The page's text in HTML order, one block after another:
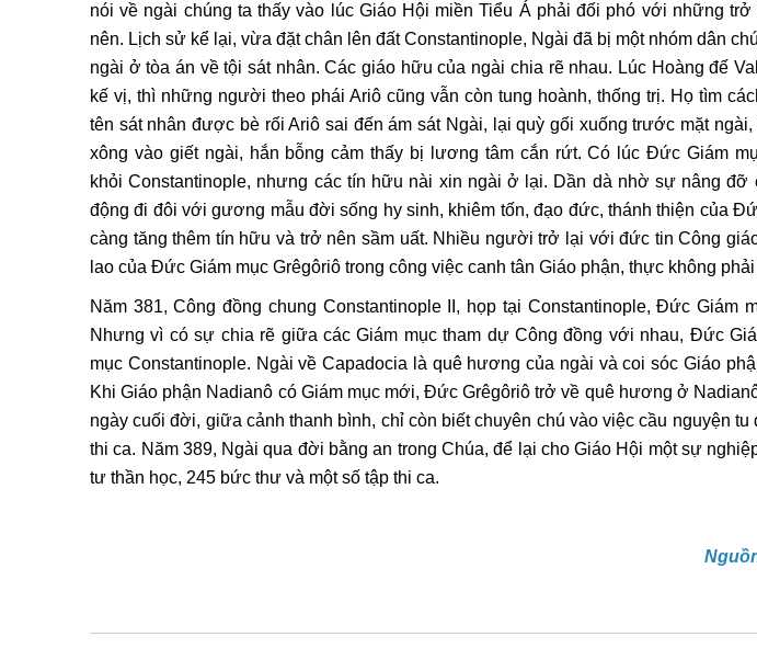
nói về ngài chúng ta thấy vào lúc Giáo Hội miền Tiểu Á phải đối phó với những
nên. Lịch sử kể lại, vừa đặt chân lên đất Constantinople, Ngài đã bị một nhóm dân
ngài ở tòa án về tội sát nhân. Các giáo hữu của ngài chia rẽ nhau. Lúc Hoàng đế
kế vị, thì những người theo phái Ariô cũng vẫn còn tung hoành, thống trị. Họ tìm
tên sát nhân được bè rối Ariô sai đến ám sát Ngài, lại quỳ gối xuống trước mặt
xông vào giết ngài, hắn bỗng cảm thấy bị lương tâm cắn rứt. Có lúc Đức Giám
khỏi Constantinople, nhưng các tín hữu nài xin ngài ở lại. Dần dà nhờ sự nâng đỡ
động đi đôi với gương mẫu đời sống hy sinh, khiêm tốn, đạo đức, thánh thiện của
càng tăng thêm tín hữu và trở nên sầm uất. Nhiều người trở lại với đức tin Công
lao của Đức Giám mục Grêgôriô trong công việc canh tân Giáo phận, thực không
Năm 381, Công đồng chung Constantinople II, họp tại Constantinople, Đức Giám
Nhưng vì có sự chia rẽ giữa các Giám mục tham dự Công đồng với nhau, Đức
mục Constantinople. Ngài về Capadocia là quê hương của ngài và coi sóc Giáo
Khi Giáo phận Nadianô có Giám mục mới, Đức Grêgôriô trở về quê hương ở
ngày cuối đời, giữa cảnh thanh bình, chỉ còn biết chuyên chú vào việc cầu nguyện
thi ca. Năm 389, Ngài qua đời bằng an trong Chúa, để lại cho Giáo Hội một sự
tư thần học, 245 bức thư và một số tập thi ca.